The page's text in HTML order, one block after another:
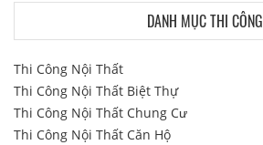
DANH MỤC THI CÔNG
Thi Công Nội Thất
Thi Công Nội Thất Biệt Thự
Thi Công Nội Thất Chung Cư
Thi Công Nội Thất Căn Hộ